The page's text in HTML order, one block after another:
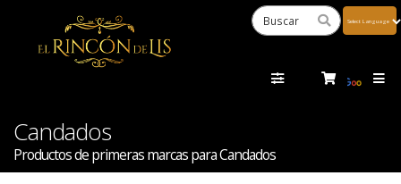
Candados
Productos de primeras marcas para Candados